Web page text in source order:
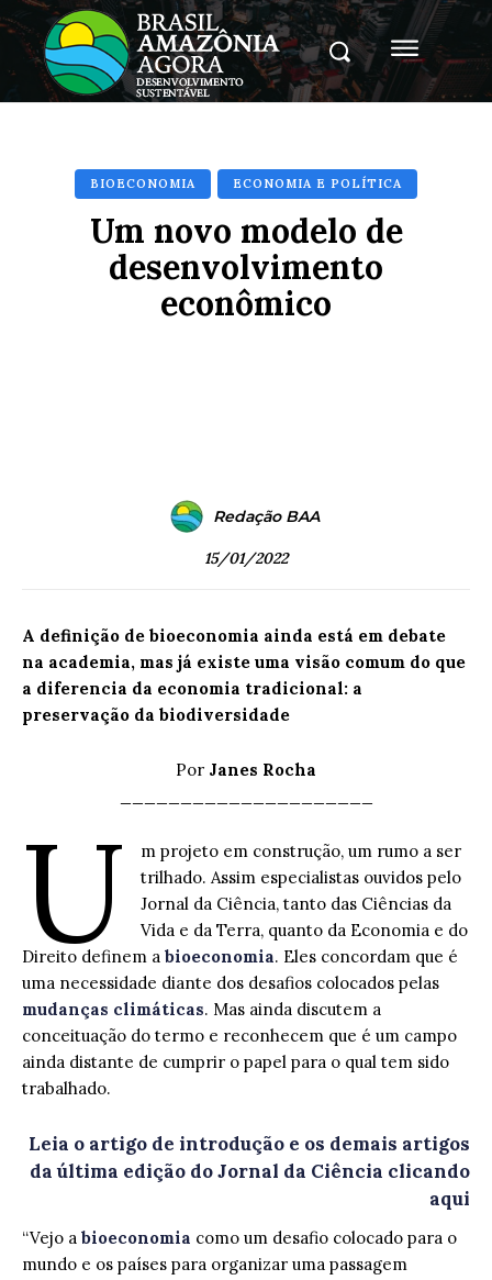
BIOECONOMIA ECONOMIA E POLÍTICA
Um novo modelo de
desenvolvimento
econômico
Redação BAA
15/01/2022
A definição de bioeconomia ainda está em debate
na academia, mas já existe uma visão comum do que
a diferencia da economia tradicional: a
preservação da biodiversidade
Por Janes Rocha
U
m projeto em construção, um rumo a ser
trilhado. Assim especialistas ouvidos pelo
Jornal da Ciência, tanto das Ciências da
Vida e da Terra, quanto da Economia e do
Direito definem a bioeconomia. Eles concordam que é
uma necessidade diante dos desafios colocados pelas
mudanças climáticas. Mas ainda discutem a
conceituação do termo e reconhecem que é um campo
ainda distante de cumprir o papel para o qual tem sido
trabalhado.
Leia o artigo de introdução e os demais artigos
da última edição do Jornal da Ciência clicando
aqui
“Vejo a bioeconomia como um desafio colocado para o
mundo e os países para organizar uma passagem